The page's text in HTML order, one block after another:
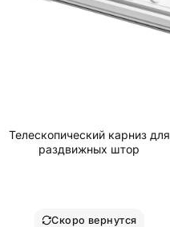
Телескопический карниз для
раздвижных штор
Скоро вернутся